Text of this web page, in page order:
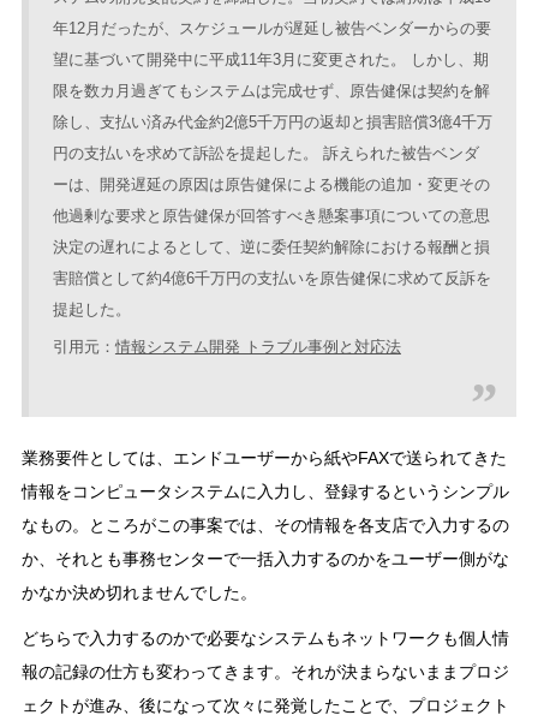
年12月だったが、スケジュールが遅延し被告ベンダーからの要
望に基づいて開発中に平成11年3月に変更された。 しかし、期
限を数カ月過ぎてもシステムは完成せず、原告健保は契約を解
除し、支払い済み代金約2億5千万円の返却と損害賠償3億4千万
円の支払いを求めて訴訟を提起した。 訴えられた被告ベンダ
ーは、開発遅延の原因は原告健保による機能の追加・変更その
他過剰な要求と原告健保が回答すべき懸案事項についての意思
決定の遅れによるとして、逆に委任契約解除における報酬と損
害賠償として約4億6千万円の支払いを原告健保に求めて反訴を
提起した。
情報システム開発 トラブル事例と対応法
業務要件としては、エンドユーザーから紙やFAXで送られてきた
情報をコンピュータシステムに入力し、登録するというシンプル
なもの。ところがこの事案では、その情報を各支店で入力するの
か、それとも事務センターで一括入力するのかをユーザー側がな
かなか決め切れませんでした。
どちらで入力するのかで必要なシステムもネットワークも個人情
報の記録の仕方も変わってきます。それが決まらないままプロジ
ェクトが進み、後になって次々に発覚したことで、プロジェクト